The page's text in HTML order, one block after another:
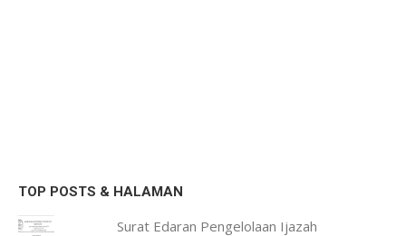
TOP POSTS & HALAMAN
Surat Edaran Pengelolaan Ijazah